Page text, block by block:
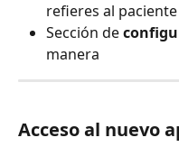
refieres al paciente
Sección de
manera
Acceso al nuevo